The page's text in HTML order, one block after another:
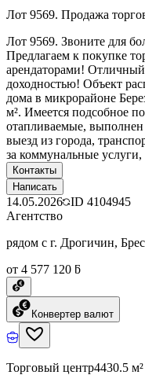
Лот 9569. Продажа
Лот 9569. Звоните для
Предлагаем к покупке
арендаторами! Отличный
доходностью! Объект
дома в микрорайоне
м². Имеется подсобное
отапливаемые,
выезд из города,
за коммунальные
Контакты
Написать
14.05.2026 ID 4104945
Агентство
рядом с г. Дрогичин,
от 4 577 120 ƃ
Конвертер валют
Торговый центр4430.5 м²